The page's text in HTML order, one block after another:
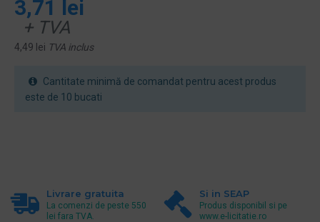
3,71 lei
+ TVA
4,49 lei TVA inclus
Cantitate minimă de comandat pentru acest produs
este de 10 bucati
Livrare gratuita
La comenzi de peste 550
lei fara TVA.
Si in SEAP
Produs disponibil si pe
www.e-licitatie.ro